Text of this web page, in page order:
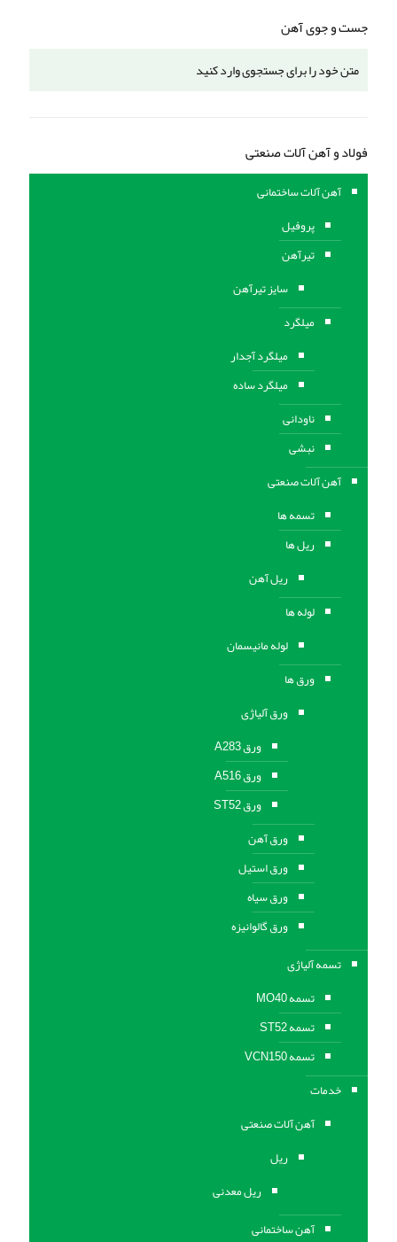
جست و جوی آهن
فولاد و آهن آلات صنعتی
آهن آلات ساختمانی
پروفیل
تیرآهن
سایز تیرآهن
میلگرد
میلگرد آجدار
میلگرد ساده
ناودانی
نبشی
آهن آلات صنعتی
تسمه ها
ریل ها
ریل آهن
لوله ها
لوله مانیسمان
ورق ها
ورق آلیاژی
ورق A283
ورق A516
ورق ST52
ورق آهن
ورق استیل
ورق سیاه
ورق گالوانیزه
تسمه آلیاژی
تسمه MO40
تسمه ST52
تسمه VCN150
خدمات
آهن آلات صنعتی
ریل
ریل معدنی
آهن ساختمانی